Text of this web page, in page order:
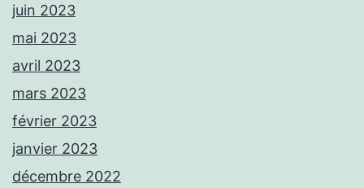
juin 2023
mai 2023
avril 2023
mars 2023
février 2023
janvier 2023
décembre 2022